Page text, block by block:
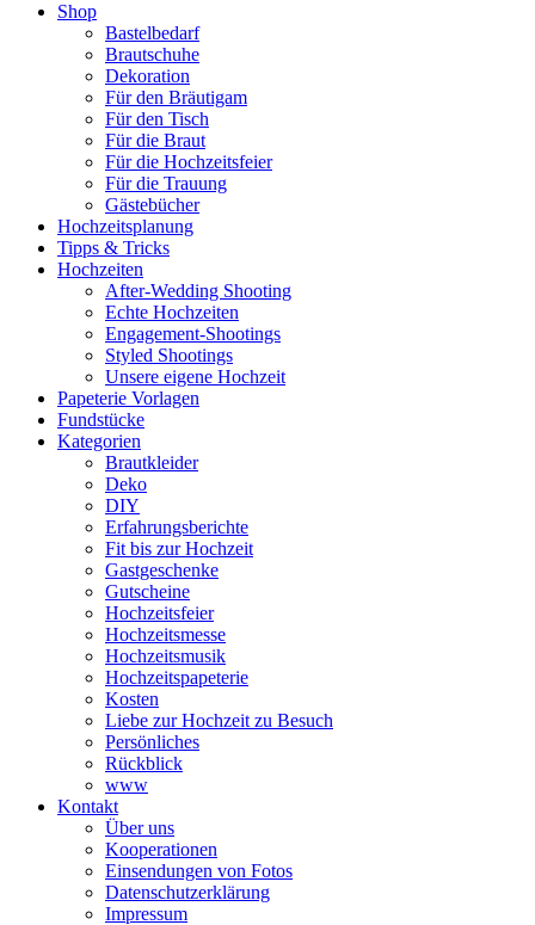
Shop
Bastelbedarf
Brautschuhe
Dekoration
Für den Bräutigam
Für den Tisch
Für die Braut
Für die Hochzeitsfeier
Für die Trauung
Gästebücher
Hochzeitsplanung
Tipps & Tricks
Hochzeiten
After-Wedding Shooting
Echte Hochzeiten
Engagement-Shootings
Styled Shootings
Unsere eigene Hochzeit
Papeterie Vorlagen
Fundstücke
Kategorien
Brautkleider
Deko
DIY
Erfahrungsberichte
Fit bis zur Hochzeit
Gastgeschenke
Gutscheine
Hochzeitsfeier
Hochzeitsmesse
Hochzeitsmusik
Hochzeitspapeterie
Kosten
Liebe zur Hochzeit zu Besuch
Persönliches
Rückblick
www
Kontakt
Über uns
Kooperationen
Einsendungen von Fotos
Datenschutzerklärung
Impressum